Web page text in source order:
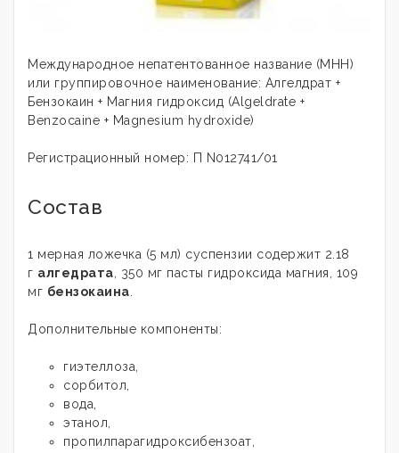
Международное непатентованное название (МНН)
или группировочное наименование: Алгелдрат +
Бензокаин + Магния гидроксид (Algeldrate +
Benzocaine + Magnesium hydroxide)
Регистрационный номер: П N012741/01
Состав
1 мерная ложечка (5 мл) суспензии содержит 2.18
г алгедрата, 350 мг пасты гидроксида магния, 109
мг бензокаина.
Дополнительные компоненты:
гиэтеллоза,
сорбитол,
вода,
этанол,
пропилпарагидроксибензоат,